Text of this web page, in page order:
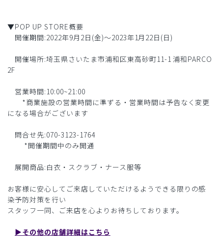
▼POP UP STORE概要
開催期間:2022年9月2日(金)〜2023年1月22日(日)
開催場所:埼玉県さいたま市浦和区東高砂町11-1 浦和PARCO
2F
営業時間:10:00~21:00
*商業施設の営業時間に準ずる・営業時間は予告なく変更
になる場合がございます
問合せ先:070-3123-1764
*開催期間中のみ開通
展開商品:白衣・スクラブ・ナース服等
お客様に安心してご来店していただけるようできる限りの感
染予防対策を行い
スタッフ一同、ご来店を心よりお待ちしております。
▶︎その他の店舗詳細はこちら